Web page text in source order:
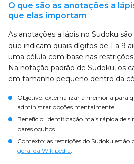
O que são as anotações a
que elas importam
As anotações a lápis no Sudoku
que indicam quais dígitos de 1 a 9
uma célula com base nas
Na notação padrão de Sudoku, os
em tamanho pequeno dentro da
Objetivo: externalizar a memória para
administrar opções mentalmente.
Benefício: identificação mais rápida de
pares ocultos.
Contexto: as restrições do Sudoku
geral da Wikipédia.